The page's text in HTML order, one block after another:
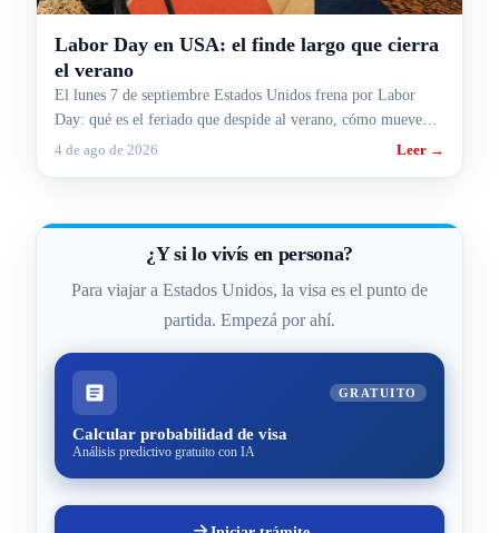
Labor Day en USA: el finde largo que cierra
el verano
El lunes 7 de septiembre Estados Unidos frena por Labor
Day: qué es el feriado que despide al verano, cómo mueve
rutas y aeropuertos y cómo te pega si viajás.
4 de ago de 2026 Leer →
¿Y si lo vivís en persona?
Para viajar a Estados Unidos, la visa es el punto de
partida. Empezá por ahí.
Calcular probabilidad de visa
Análisis predictivo gratuito con IA
GRATUITO